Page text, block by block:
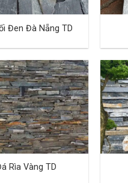
Đen Đà Nẵng TD
Rìa Vàng TD